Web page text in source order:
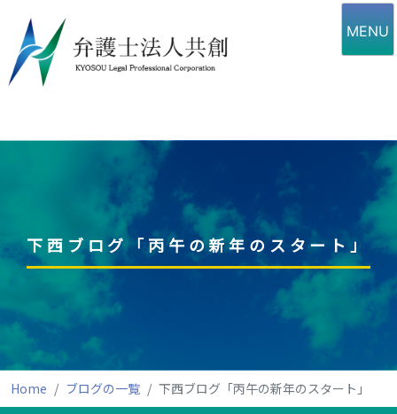
content
MENU
下西ブログ「丙午の新年のスタート」
Home ブログの一覧 下西ブログ「丙午の新年のスタート」